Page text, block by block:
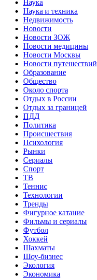
Наука
Наука и техника
Недвижимость
Новости
Новости ЗОЖ
Новости медицины
Новости Москвы
Новости путешествий
Образование
Общество
Около спорта
Отдых в России
Отдых за границей
ПДД
Политика
Происшествия
Психология
Рынки
Сериалы
Спорт
ТВ
Теннис
Технологии
Тренды
Фигурное катание
Фильмы и сериалы
Футбол
Хоккей
Шахматы
Шоу-бизнес
Экология
Экономика